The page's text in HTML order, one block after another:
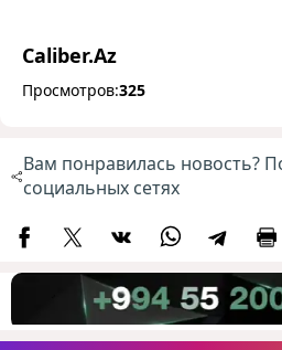
Caliber.Az
Просмотров:325
Вам понравилась новость?
социальных сетях